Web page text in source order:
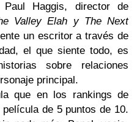
Haggis, director de
Valley Elah y The Next
un escritor a través de
el que siente todo, es
sobre relaciones
principal.
que en los rankings de
de 5 puntos de 10.